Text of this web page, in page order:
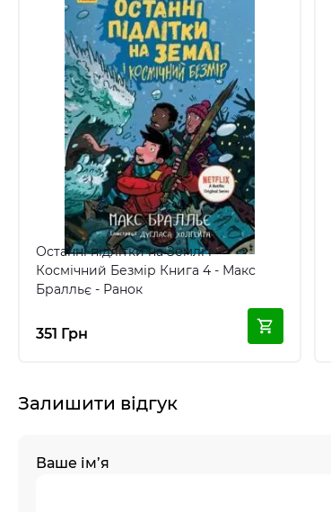
Останні підлітки на Землі і
Космічний Безмір Книга 4 - Макс
Бралльє - Ранок
351 Грн
Залишити відгук
Ваше ім’я